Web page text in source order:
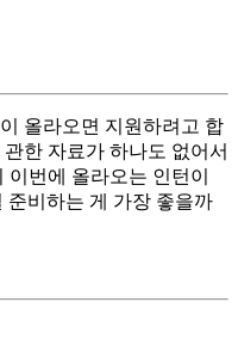
올라오면 지원하려고 합
한 자료가 하나도 없어서
번에 올라오는 인턴이
준비하는 게 가장 좋을까